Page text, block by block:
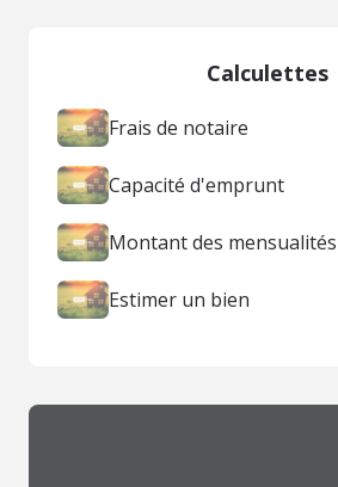
Calculettes
Frais de notaire
Capacité d'emprunt
Montant des mensualités
Estimer un bien